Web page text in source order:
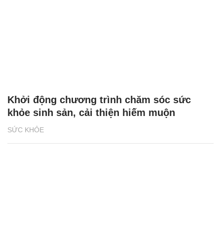
SỨC KHỎE
Khởi động chương trình chăm sóc sức
khỏe sinh sản, cải thiện hiếm muộn